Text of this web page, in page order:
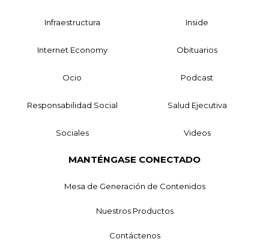
Infraestructura Inside
Internet Economy Obituarios
Ocio Podcast
Responsabilidad Social Salud Ejecutiva
Sociales Videos
MANTÉNGASE CONECTADO
Mesa de Generación de Contenidos
Nuestros Productos
Contáctenos